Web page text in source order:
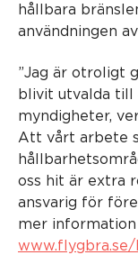
hållbara
användningen
”Jag är otroligt
blivit utvalda
myndigheter,
Att vårt arbete
oss hit är extra
ansvarig för
mer